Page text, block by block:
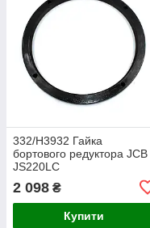
332/H3932 Гайка
бортового редуктора JCB
JS220LC
2 098 ₴
Купити